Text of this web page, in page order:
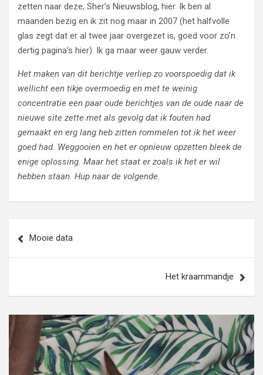
zetten naar deze, Sher’s Nieuwsblog, hier. Ik ben al
maanden bezig en ik zit nog maar in 2007 (het halfvolle
glas zegt dat er al twee jaar overgezet is, goed voor zo’n
dertig pagina’s hier). Ik ga maar weer gauw verder.
Het maken van dit berichtje verliep zo voorspoedig dat ik
wellicht een tikje overmoedig en met te weinig
concentratie een paar oude berichtjes van de oude naar de
nieuwe site zette met als gevolg dat ik fouten had
gemaakt en erg lang heb zitten rommelen tot ik het weer
goed had. Weggooien en het er opnieuw opzetten bleek de
enige oplossing. Maar het staat er zoals ik het er wil
hebben staan. Hup naar de volgende.
navigatie
Mooie data
Het kraammandje